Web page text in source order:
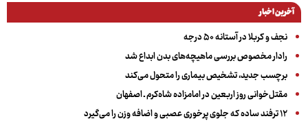
آخرین اخبار
نجف و کربلا در آستانه ۵۰ درجه
رادار مخصوص بررسی ماهیچه‌های بدن ابداع شد
برچسب جدید، تشخیص بیماری را متحول می‌کند
مقتل‌خوانی روز اربعین در امامزاده شاه‌کرم ـ اصفهان
۱۲ ترفند ساده که جلوی پرخوری عصبی و اضافه ‌وزن را می‌گیرد